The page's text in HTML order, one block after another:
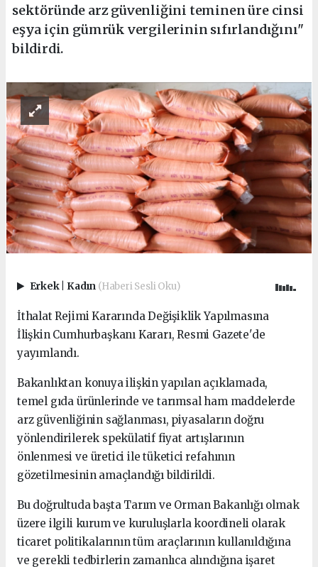
sektöründe arz güvenliğini teminen üre cinsi
eşya için gümrük vergilerinin sıfırlandığını"
bildirdi.
Erkek Kadın (Haberi Sesli Oku)
İthalat Rejimi Kararında Değişiklik Yapılmasına
İlişkin Cumhurbaşkanı Kararı, Resmi Gazete'de
yayımlandı.
Bakanlıktan konuya ilişkin yapılan açıklamada,
temel gıda ürünlerinde ve tarımsal ham maddelerde
arz güvenliğinin sağlanması, piyasaların doğru
yönlendirilerek spekülatif fiyat artışlarının
önlenmesi ve üretici ile tüketici refahının
gözetilmesinin amaçlandığı bildirildi.
Bu doğrultuda başta Tarım ve Orman Bakanlığı olmak
üzere ilgili kurum ve kuruluşlarla koordineli olarak
ticaret politikalarının tüm araçlarının kullanıldığına
ve gerekli tedbirlerin zamanlıca alındığına işaret